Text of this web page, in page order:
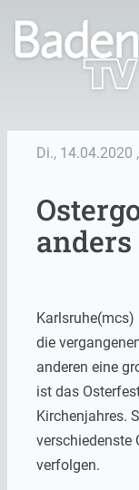
Di., 14.04.2020
anders
Karlsruhe(mcs)
die
anderen eine
ist das
Kirchenjahres.
verschiedenste
verfolgen.